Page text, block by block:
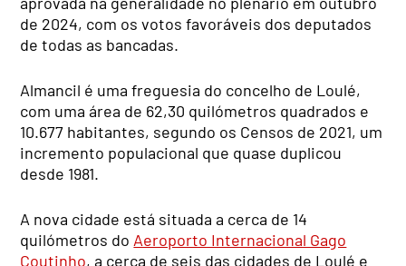
de 2024, com os votos favoráveis dos deputados
de todas as bancadas.
Almancil é uma freguesia do concelho de Loulé,
com uma área de 62,30 quilómetros quadrados e
10.677 habitantes, segundo os Censos de 2021, um
incremento populacional que quase duplicou
desde 1981.
A nova cidade está situada a cerca de 14
quilómetros do Aeroporto Internacional Gago
Coutinho, a cerca de seis das cidades de Loulé e